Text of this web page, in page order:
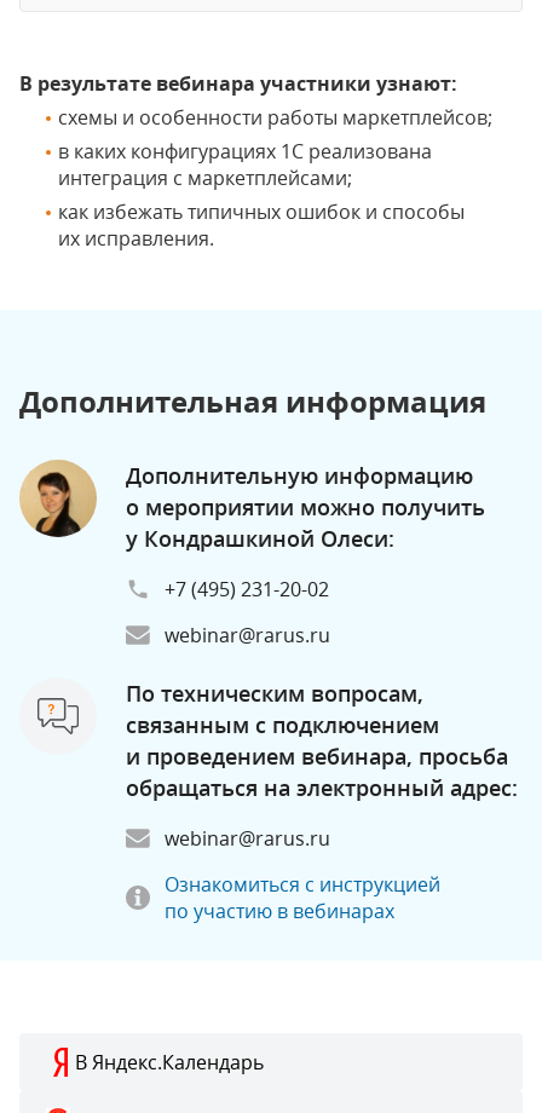
В результате вебинара участники узнают:
схемы и особенности работы маркетплейсов;
в каких конфигурациях 1С реализована
интеграция с маркетплейсами;
как избежать типичных ошибок и способы
их исправления.
Дополнительная информация
Дополнительную информацию
о мероприятии можно получить
у Кондрашкиной Олеси:
+7 (495) 231-20-02
webinar@rarus.ru
По техническим вопросам,
связанным с подключением
и проведением вебинара, просьба
обращаться на электронный адрес:
webinar@rarus.ru
Ознакомиться с инструкцией
по участию в вебинарах
В Яндекс.Календарь